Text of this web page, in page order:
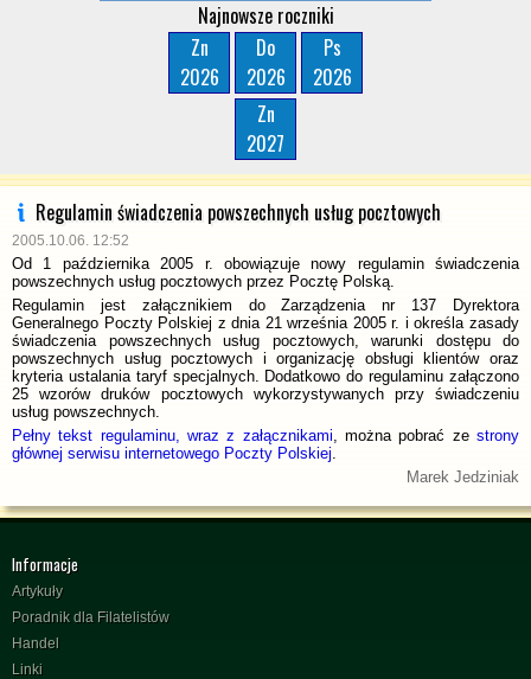
Najnowsze roczniki
Zn
2026
Do
2026
Ps
2026
Zn
2027
Regulamin świadczenia powszechnych usług pocztowych
2005.10.06. 12:52
Od 1 października 2005 r. obowiązuje nowy regulamin świadczenia
powszechnych usług pocztowych przez Pocztę Polską.
Regulamin jest załącznikiem do Zarządzenia nr 137 Dyrektora
Generalnego Poczty Polskiej z dnia 21 września 2005 r. i określa zasady
świadczenia powszechnych usług pocztowych, warunki dostępu do
powszechnych usług pocztowych i organizację obsługi klientów oraz
kryteria ustalania taryf specjalnych. Dodatkowo do regulaminu załączono
25 wzorów druków pocztowych wykorzystywanych przy świadczeniu
usług powszechnych.
Pełny tekst regulaminu, wraz z załącznikami, można pobrać zestrony
głównej serwisu internetowego Poczty Polskiej.
Marek Jedziniak
Informacje
Artykuły
Poradnik dla Filatelistów
Handel
Linki